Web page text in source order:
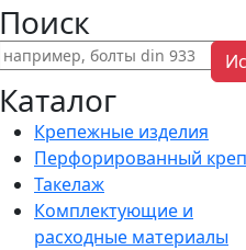
Поиск
Каталог
Крепежные изделия
Перфорированный
Такелаж
Комплектующие и
расходные материалы